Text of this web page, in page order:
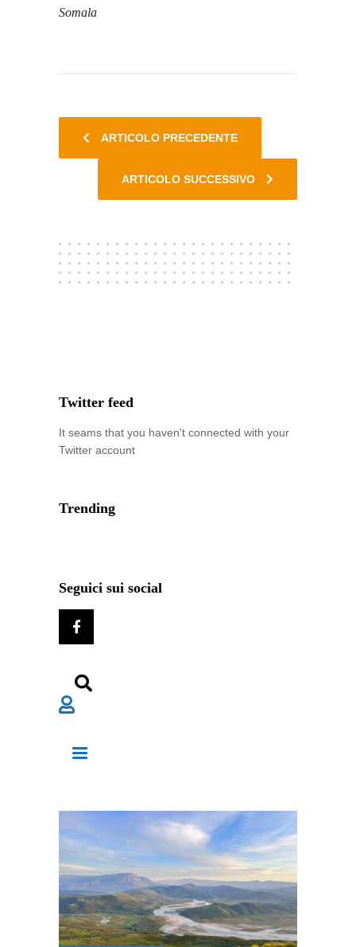
Somala
ARTICOLO PRECEDENTE
ARTICOLO SUCCESSIVO
Twitter feed
It seams that you haven't connected with your
Twitter account
Trending
Seguici sui social